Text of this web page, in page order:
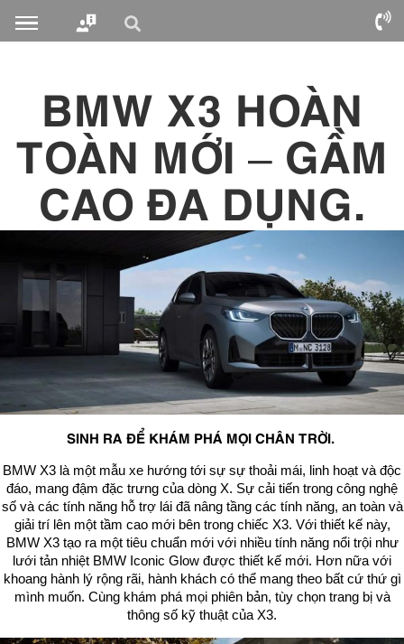
BMW X3 HOÀN
TOÀN MỚI – GẦM
CAO ĐA DỤNG.
SINH RA ĐỂ KHÁM PHÁ MỌI CHÂN TRỜI.
BMW X3 là một mẫu xe hướng tới sự sự thoải mái, linh hoạt và độc
đáo, mang đậm đặc trưng của dòng X. Sự cải tiến trong công nghệ
số và các tính năng hỗ trợ lái đã nâng tầng các tính năng, an toàn và
giải trí lên một tầm cao mới bên trong chiếc X3. Với thiết kế này,
BMW X3 tạo ra một tiêu chuẩn mới với nhiều tính năng nổi trội như
lưới tản nhiệt BMW Iconic Glow được thiết kế mới. Hơn nữa với
khoang hành lý rộng rãi, hành khách có thể mang theo bất cứ thứ gì
mình muốn. Cùng khám phá mọi phiên bản, tùy chọn trang bị và
thông số kỹ thuật của X3.